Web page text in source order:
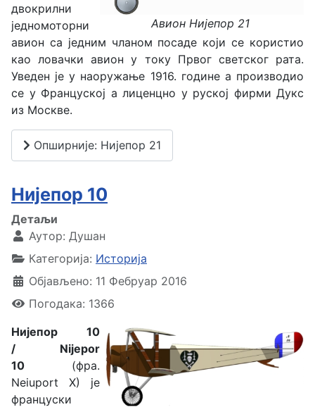
Авион Нијепор 21
двокрилни
једномоторни
авион са једним чланом посаде који се користио
као ловачки авион у току Првог светског рата.
Уведен је у наоружање 1916. године а производио
се у Француској а лиценцно у руској фирми Дукс
из Москве.
Опширније: Нијепор 21
Нијепор 10
Детаљи
Аутор: Душан
Категорија: Историја
Објављено: 11 Фебруар 2016
Погодака: 1366
Нијепор 10
/ Nijepor
10 (фра.
Neiuport X) је
француски